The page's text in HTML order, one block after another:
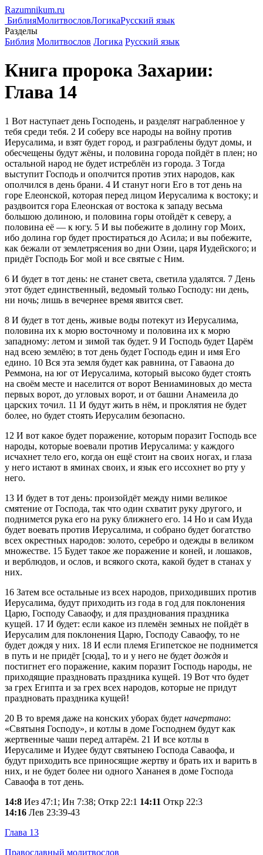
Razumnikum.ru
БиблияМолитвословЛогикаРусский язык
Разделы
Библия Молитвослов Логика Русский язык
Книга пророка Захарии:
Глава 14
1 Вот наступает день Господень, и разделят награбленное у
тебя среди тебя. 2 И соберу все народы на войну против
Иерусалима, и взят будет город, и разграблены будут домы, и
обесчещены будут жёны, и половина города пойдёт в плен; но
остальной народ не будет истреблён из города. 3 Тогда
выступит Господь и ополчится против этих народов, как
ополчился в день брани. 4 И станут ноги Его в тот день на
горе Елеонской, которая перед лицом Иерусалима к востоку; и
раздвоится гора Елеонская от востока к западу весьма
большою долиною, и половина горы отойдёт к северу, а
половина её — к югу. 5 И вы побежите в долину гор Моих,
ибо долина гор будет простираться до Асила; и вы побежите,
как бежали от землетрясения во дни Озии, царя Иудейского; и
придёт Господь Бог мой и все святые с Ним.
6 И будет в тот день: не станет света, светила удалятся. 7 День
этот будет единственный, ведомый только Господу: ни день,
ни ночь; лишь в вечернее время явится свет.
8 И будет в тот день, живые воды потекут из Иерусалима,
половина их к морю восточному и половина их к морю
западному: летом и зимой так будет. 9 И Господь будет Царём
над всею землёю; в тот день будет Господь един и имя Его
едино. 10 Вся эта земля будет как равнина, от Гаваона до
Реммона, на юг от Иерусалима, который высоко будет стоять
на своём месте и населится от ворот Вениаминовых до места
первых ворот, до угловых ворот, и от башни Анамеила до
царских точил. 11 И будут жить в нём, и проклятия не будет
более, но будет стоять Иерусалим безопасно.
12 И вот какое будет поражение, которым поразит Господь все
народы, которые воевали против Иерусалима: у каждого
исчахнет тело его, когда он ещё стоит на своих ногах, и глаза
у него истают в яминах своих, и язык его иссохнет во рту у
него.
13 И будет в тот день: произойдёт между ними великое
смятение от Господа, так что один схватит руку другого, и
поднимется рука его на руку ближнего его. 14 Но и сам Иуда
будет воевать против Иерусалима, и собрано будет богатство
всех окрестных народов: золото, серебро и одежды в великом
множестве. 15 Будет такое же поражение и коней, и лошаков,
и верблюдов, и ослов, и всякого скота, какой будет в станах у
них.
16 Затем все остальные из всех народов, приходивших против
Иерусалима, будут приходить из года в год для поклонения
Царю, Господу Саваофу, и для празднования праздника
кущей. 17 И будет: если какое из племён земных не пойдёт в
Иерусалим для поклонения Царю, Господу Саваофу, то не
будет дождя у них. 18 И если племя Египетское не поднимется
в путь и не придёт [сюда], то и у него не будет дождя и
постигнет его поражение, каким поразит Господь народы, не
приходящие праздновать праздника кущей. 19 Вот что будет
за грех Египта и за грех всех народов, которые не придут
праздновать праздника кущей!
20 В то время даже на конских уборах будет начертано:
Святыня Господу , и котлы в доме Господнем будут как
жертвенные чаши перед алтарём. 21 И все котлы в
Иерусалиме и Иудее будут святынею Господа Саваофа, и
будут приходить все приносящие жертву и брать их и варить в
них, и не будет более ни одного Хананея в доме Господа
Саваофа в тот день.
14:8 Иез 47:1; Ин 7:38; Откр 22:1 14:11 Откр 22:3
14:16 Лев 23:39-43
Глава 13
Православный молитвослов